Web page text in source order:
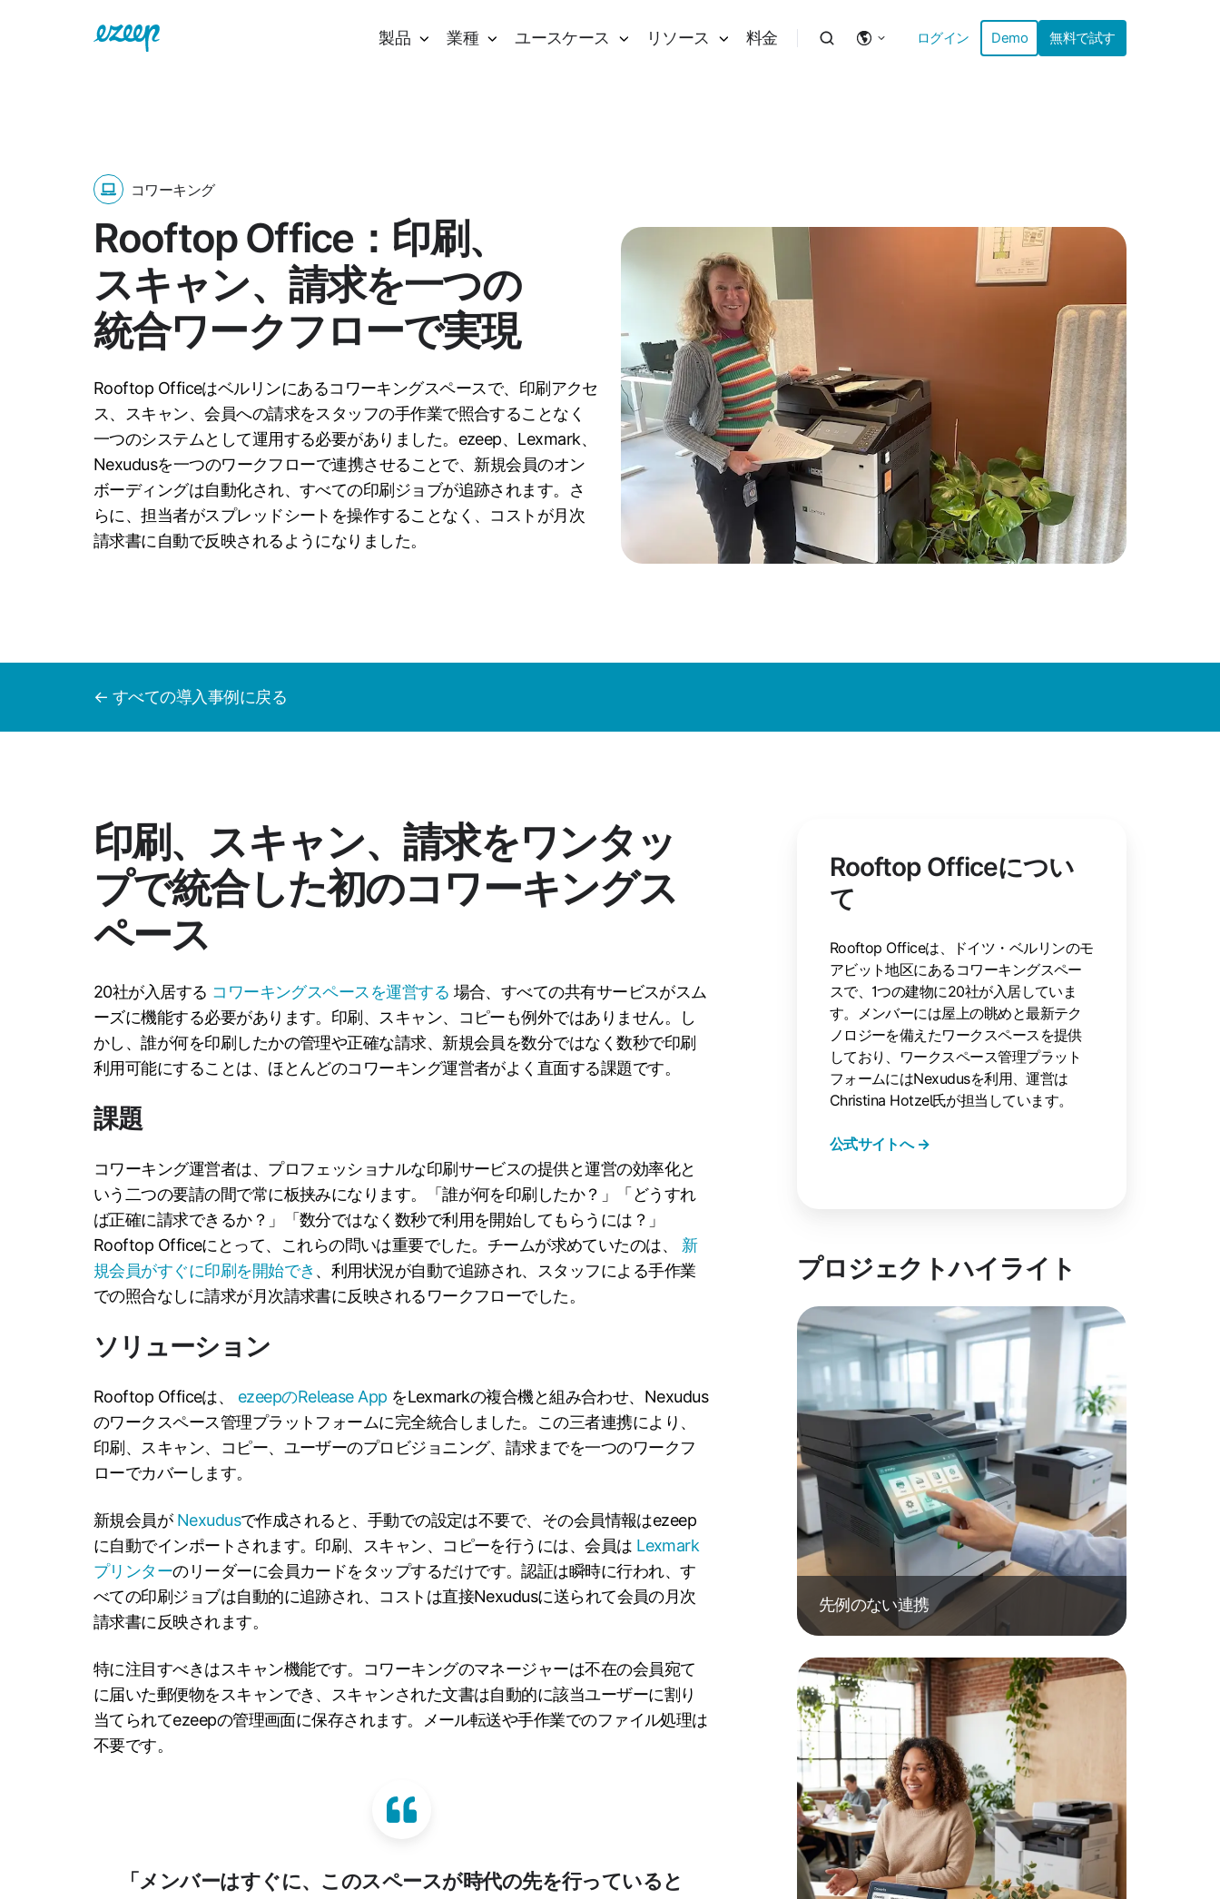
製品 業種 ユースケース リソース 料金 ログイン Demo 無料で試す
コワーキング
Rooftop Office：印刷、
スキャン、請求を一つの
統合ワークフローで実現
Rooftop Officeはベルリンにあるコワーキングスペースで、印刷アクセ
ス、スキャン、会員への請求をスタッフの手作業で照合することなく
一つのシステムとして運用する必要がありました。ezeep、Lexmark、
Nexudusを一つのワークフローで連携させることで、新規会員のオン
ボーディングは自動化され、すべての印刷ジョブが追跡されます。さ
らに、担当者がスプレッドシートを操作することなく、コストが月次
請求書に自動で反映されるようになりました。
← すべての導入事例に戻る
印刷、スキャン、請求をワンタッ
プで統合した初のコワーキングス
ペース
20社が入居する コワーキングスペースを運営する 場合、すべての共有サービスがスム
ーズに機能する必要があります。印刷、スキャン、コピーも例外ではありません。し
かし、誰が何を印刷したかの管理や正確な請求、新規会員を数分ではなく数秒で印刷
利用可能にすることは、ほとんどのコワーキング運営者がよく直面する課題です。
課題
コワーキング運営者は、プロフェッショナルな印刷サービスの提供と運営の効率化と
いう二つの要請の間で常に板挟みになります。「誰が何を印刷したか？」「どうすれ
ば正確に請求できるか？」「数分ではなく数秒で利用を開始してもらうには？」
Rooftop Officeにとって、これらの問いは重要でした。チームが求めていたのは、 新
規会員がすぐに印刷を開始でき 、利用状況が自動で追跡され、スタッフによる手作業
での照合なしに請求が月次請求書に反映されるワークフローでした。
ソリューション
Rooftop Officeは、 ezeepのRelease App をLexmarkの複合機と組み合わせ、Nexudus
のワークスペース管理プラットフォームに完全統合しました。この三者連携により、
印刷、スキャン、コピー、ユーザーのプロビジョニング、請求までを一つのワークフ
ローでカバーします。
新規会員が Nexudusで作成されると、手動での設定は不要で、その会員情報はezeep
に自動でインポートされます。印刷、スキャン、コピーを行うには、会員は Lexmark
プリンターのリーダーに会員カードをタップするだけです。認証は瞬時に行われ、す
べての印刷ジョブは自動的に追跡され、コストは直接Nexudusに送られて会員の月次
請求書に反映されます。
特に注目すべきはスキャン機能です。コワーキングのマネージャーは不在の会員宛て
に届いた郵便物をスキャンでき、スキャンされた文書は自動的に該当ユーザーに割り
当てられてezeepの管理画面に保存されます。メール転送や手作業でのファイル処理は
不要です。
「メンバーはすぐに、このスペースが時代の先を行っていると
Rooftop Officeについ
て
Rooftop Officeは、ドイツ・ベルリンのモ
アビット地区にあるコワーキングスペー
スで、1つの建物に20社が入居していま
す。メンバーには屋上の眺めと最新テク
ノロジーを備えたワークスペースを提供
しており、ワークスペース管理プラット
フォームにはNexudusを利用、運営は
Christina Hotzel氏が担当しています。
公式サイトへ →
プロジェクトハイライト
先例のない連携